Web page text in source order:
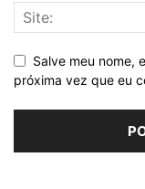
Salve meu nome,
próxima vez que eu